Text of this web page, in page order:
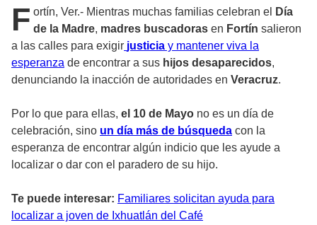
F ortín, Ver.- Mientras muchas familias celebran el
Día
de la Madre, madres buscadoras en Fortín salieron
a las calles para exigir justicia y mantener viva la
esperanza de encontrar a sus hijos desaparecidos,
denunciando la inacción de autoridades en Veracruz.
Por lo que para ellas, el 10 de Mayo no es un día de
celebración, sino un día más de búsqueda con la
esperanza de encontrar algún indicio que les ayude a
localizar o dar con el paradero de su hijo.
Te puede interesar: Familiares solicitan ayuda para
localizar a joven de Ixhuatlán del Café